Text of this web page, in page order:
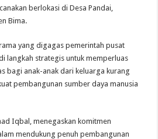
di
berlokasi di Desa Pandai,
Bima.
yang digagas pemerintah pusat
langkah strategis untuk memperluas
bagi anak-anak dari keluarga kurang
pembangunan sumber daya manusia
Iqbal, menegaskan komitmen
mendukung penuh pembangunan